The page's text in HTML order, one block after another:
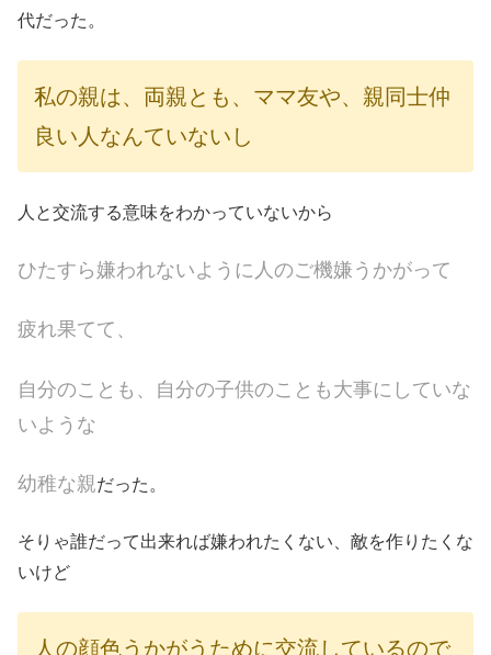
代だった。
私の親は、両親とも、ママ友や、親同士仲
良い人なんていないし
人と交流する意味をわかっていないから
ひたすら嫌われないように人のご機嫌うかがって
疲れ果てて、
自分のことも、自分の子供のことも大事にしていな
いような
幼稚な親だった。
そりゃ誰だって出来れば嫌われたくない、敵を作りたくな
いけど
人の顔色うかがうために交流しているので